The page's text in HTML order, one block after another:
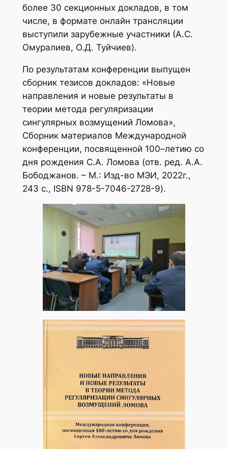
более 30 секционных докладов, в том
числе, в формате онлайн трансляции
выступили зарубежные участники (А.С.
Омуралиев, О.Д. Туйчиев).
По результатам конференции выпущен
сборник тезисов докладов: «Новые
направления и новые результаты в
теории метода регуляризации
сингулярных возмущений Ломова»,
Сборник материалов Международной
конференции, посвященной 100–летию со
дня рождения С.А. Ломова (отв. ред. А.А.
Бободжанов. – М.: Изд-во МЭИ, 2022г.,
243 с., ISBN 978-5-7046-2728-9).